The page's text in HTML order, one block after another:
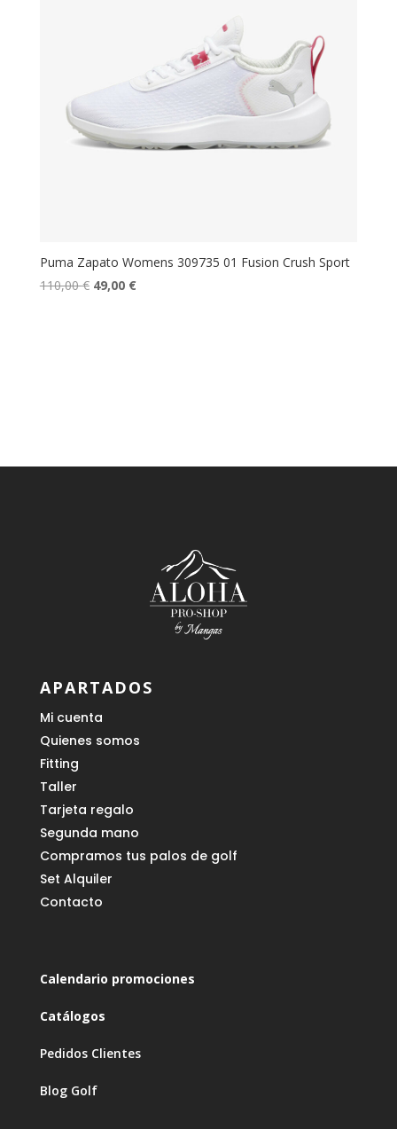
Puma Zapato Womens 309735 01 Fusion Crush Sport
110,00€ El
49,00 €El
APARTADOS
Mi cuenta
Quienes somos
Fitting
Taller
Tarjeta regalo
Segunda mano
Compramos tus palos de golf
Set Alquiler
Contacto
Calendario promociones
Catálogos
Pedidos Clientes
Blog Golf